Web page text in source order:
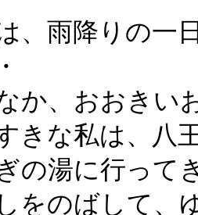
、雨降りの一
か、おおきい
きな私は、八
の湯に行って
をのばして、